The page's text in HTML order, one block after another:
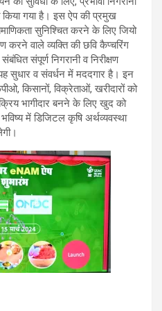
किया गया है। इस ऐप की प्रमुख
सुनिश्चित करने के लिए जियो
करने वाले व्यक्ति की छवि कैप्चरिंग
संपूर्ण निगरानी व निरीक्षण
सुधार व संवर्धन में मददगार है। इन
किसानों, विक्रेताओं, खरीदारों को
भागीदार बनने के लिए खुद को
में डिजिटल कृषि अर्थव्यवस्था